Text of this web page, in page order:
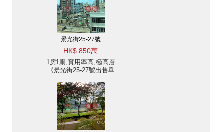
景光街25-27號
HK$ 850萬
1房1廁,實用率高,極高層
《景光街25-27號出售單